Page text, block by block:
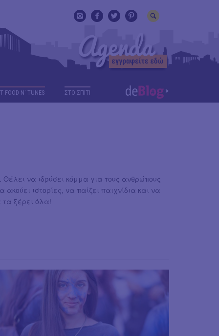
FOOD N' TUNES ΣΤΟ ΣΠΙΤΙ
να ιδρύσει κόμμα για τους ανθρώπους
ιστορίες, να παίζει παιχνίδια και να
τα ξέρει όλα!